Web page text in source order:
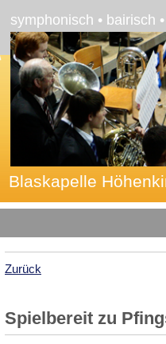
symphonisch • bairisch
Blaskapelle
Zurück
Spielbereit zu